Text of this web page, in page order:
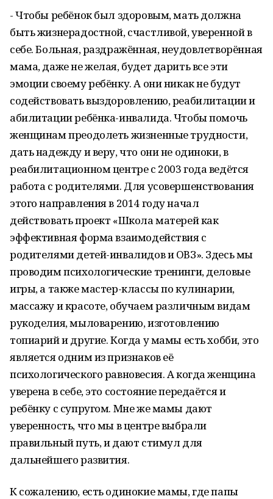
- Чтобы ребёнок был здоровым, мать должна
быть жизнерадостной, счастливой, уверенной в
себе. Больная, раздражённая, неудовлетворённая
мама, даже не желая, будет дарить все эти
эмоции своему ребёнку. А они никак не будут
содействовать выздоровлению, реабилитации и
абилитации ребёнка-инвалида. Чтобы помочь
женщинам преодолеть жизненные трудности,
дать надежду и веру, что они не одиноки, в
реабилитационном центре с 2003 года ведётся
работа с родителями. Для усовершенствования
этого направления в 2014 году начал
действовать проект «Школа матерей как
эффективная форма взаимодействия с
родителями детей-инвалидов и ОВЗ». Здесь мы
проводим психологические тренинги, деловые
игры, а также мастер-классы по кулинарии,
массажу и красоте, обучаем различным видам
рукоделия, мыловарению, изготовлению
топиарий и другие. Когда у мамы есть хобби, это
является одним из признаков её
психологического равновесия. А когда женщина
уверена в себе, это состояние передаётся и
ребёнку с супругом. Мне же мамы дают
уверенность, что мы в центре выбрали
правильный путь, и дают стимул для
дальнейшего развития.
К сожалению, есть одинокие мамы, где папы